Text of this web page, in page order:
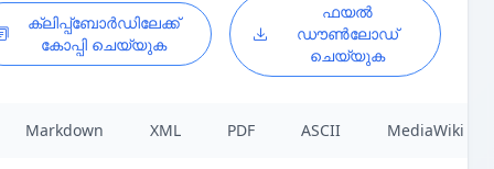
ക്ലിപ്പ്ബോർഡിലേക്ക്
കോപ്പി ചെയ്യുക
ഫയൽ
ഡൗൺലോഡ്
ചെയ്യുക
Markdown XML PDF ASCII MediaWiki